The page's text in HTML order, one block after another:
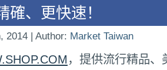
確、更快速！
2014 | Author: Market Taiwan
，提供流行精品、